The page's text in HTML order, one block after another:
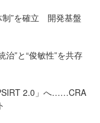
制”を確立 開発基盤
”と“俊敏性”を共存
2.0」へ……CRA